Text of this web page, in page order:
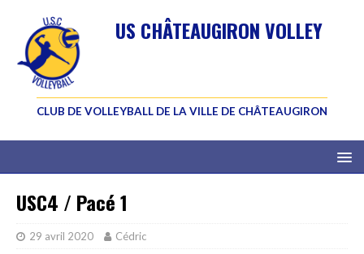
US CHÂTEAUGIRON VOLLEY
CLUB DE VOLLEYBALL DE LA VILLE DE CHÂTEAUGIRON
USC4 / Pacé 1
29 avril 2020 Cédric